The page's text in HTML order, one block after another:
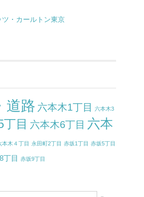
ツ・カールトン東京
道路 六本木1丁目 六本木3
目 六本木6丁目 六本
本木４丁目 永田町2丁目 赤坂1丁目 赤坂5丁目
丁目 赤坂9丁目